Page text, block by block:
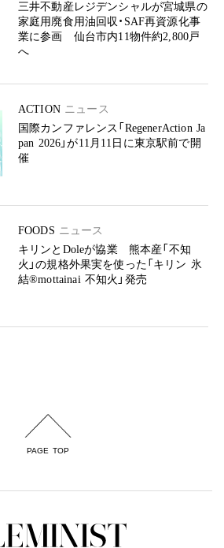
三井不動産レジデンシャルが宮城県の
家庭用廃食用油回収・SAF再資源化事
業に参画 仙台市内11物件約2,800戸
へ
ACTION ニュース
国際カンファレンス「RegenerAction Ja
pan 2026」が11月11日に東京駅前で開
催
FOODS ニュース
キリンとDoleが協業 熊本産「不知
火」の規格外果実を使った「キリン 氷
結®mottainai 不知火」発売
PAGE TOP